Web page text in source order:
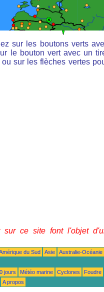
sur les boutons verts
le bouton vert avec un
sur les flèches vertes
sur ce site font l'objet
du Sud Asie
Australie-Océanie
jours Météo marine Cyclones
Foudre
A propos